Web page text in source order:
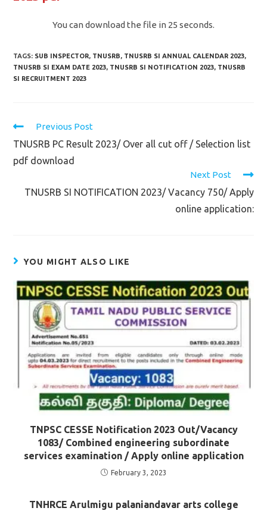
You can download the file in 24 seconds.
TAGS: SUB INSPECTOR, TNUSRB, TNUSRB SI ANNUAL CALENDAR 2023,
TNUSRB SI EXAM DATE 2023, TNUSRB SI NOTIFICATION 2023, TNUSRB
SI RECRUITMENT 2023
Read
articles
Previous Post
TNUSRB PC Result 2023/ Over all cut off / Selection list
pdf download
Next Post
TNUSRB SI NOTIFICATION 2023/ Vacancy 750/ Apply
online application:
YOU MIGHT ALSO LIKE
TNPSC CESSE Notification 2023 Out/Vacancy
1083/ Combined engineering subordinate
services examination / Apply online application
February 3, 2023
TNHRCE Arulmigu palaniandavar arts college